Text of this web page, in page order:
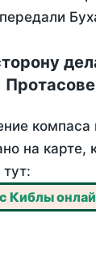
компаса
на карте,
Киблы